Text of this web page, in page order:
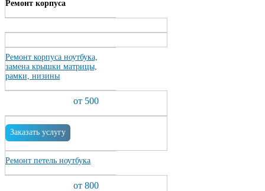
Ремонт корпуса
Ремонт корпуса ноутбука,
замена крышки матрицы,
рамки, низины
от 500
Заказать услугу
Ремонт петель ноутбука
от 800